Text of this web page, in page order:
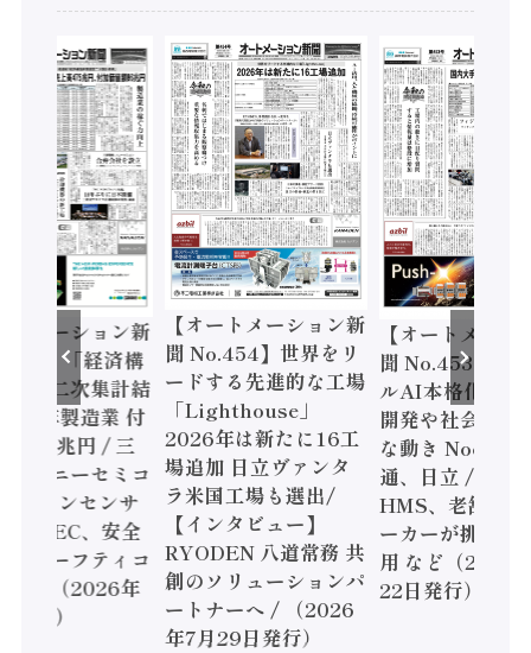
トメーション新
】「経済構
調査二次集計結
年製造業 付
額86兆円 / 三
とソニーセミコ
ジョンセンサ
/ IDEC、安全
すセーフティコ
ーラ（2026年
発行）
【オートメーション新
聞 No.454】世界をリ
ードする先進的な工場
「Lighthouse」
2026年は新たに16工
場追加 日立ヴァンタ
ラ米国工場も選出/
【インタビュー】
RYODEN 八道常務 共
創のソリューションパ
ートナーへ / （2026
年7月29日発行）
【オートメーシ
聞 No.453】フ
ルAI本格化へ
開発や社会実装
な動き Noetra
通、日立 / 兵神
HMS、老舗ポ
ーカーが挑むデ
用 など（2026
22日発行）